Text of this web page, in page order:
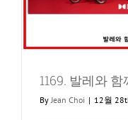
1169. 발레와
ByJean Choi | 12월